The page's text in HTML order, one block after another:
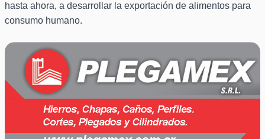
hasta ahora, a desarrollar la exportación de alimentos para
consumo humano.